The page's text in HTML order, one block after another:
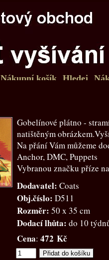
Nákupní košík Hledej
Gobelínové plátno -
natištěným
Na přání Vám můžeme
Anchor, DMC, Puppets
Vybranou značku příze
Dodavatel: Coats
Obj.číslo: D511
Rozměr: 50 x 35 cm
Dodací lhůta: do 10
Cena: 472 Kč